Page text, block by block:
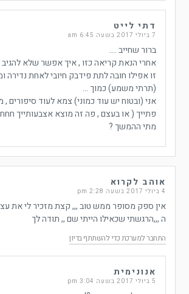
דתי לייט
7 ביולי 2017 בשעה 6:45 am
ברור שחייב ….
אחרי הנאת קריאה כזו , איך אפשר שלא להגיב
זו אפילו חובה לתת פידבק חיובי לאחת נדירה
(תרתי משמע) כמוך …
אני (ובטוח יש עוד כמוני) צמא לעוד סיפורים
פתייך ( או בעצם , פה זה מוצא אצבעותייך
מתי ההמשך ?
אוהב לקרוא
4 ביולי 2017 בשעה 2:28 pm
אין ספק מסופר ממש טוב ,,, קצת מזכיר לי את
ה ,,,הרגשתי שכאילו הייתי שם ,, תודה לך
התחבר למערכת כדי להשתתף בדיון
אנונימית
5 ביולי 2017 בשעה 3:04 pm